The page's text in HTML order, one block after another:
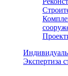
Экспертиза